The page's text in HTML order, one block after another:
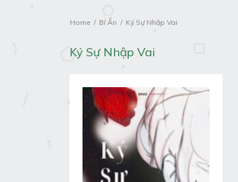
Home Bí Ẩn Ký Sự Nhập Vai
Ký Sự Nhập Vai